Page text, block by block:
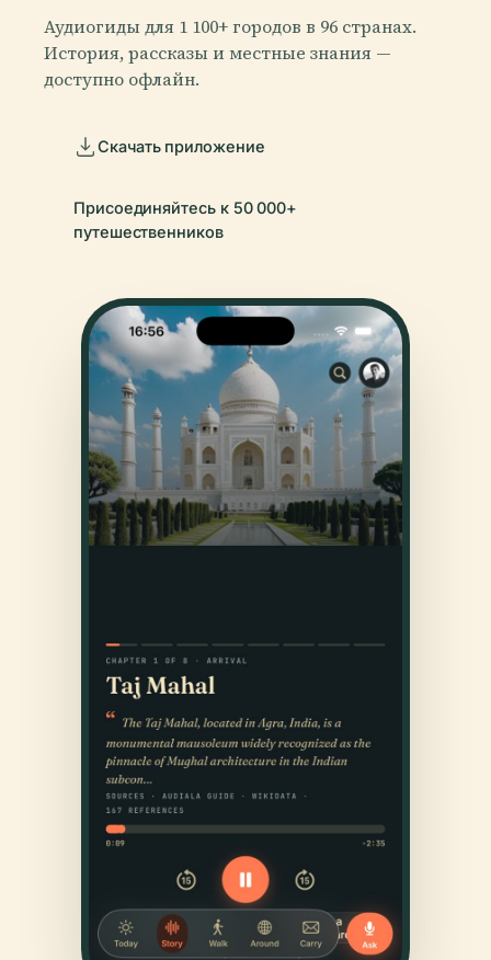
Аудиогиды для 1 100+ городов в 96 странах.
История, рассказы и местные знания —
доступно офлайн.
Скачать приложение
Присоединяйтесь к 50 000+
путешественников